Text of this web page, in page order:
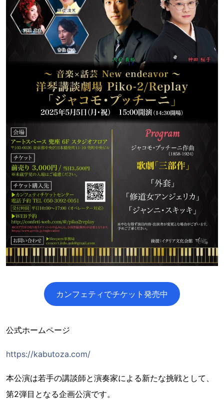
カンフェティでチケット発売中
公式ホームページ
https://kabutoza.com/
本公演は若手の講談師と演奏家による新たな挑戦として、
第2弾目となる企画公演です。